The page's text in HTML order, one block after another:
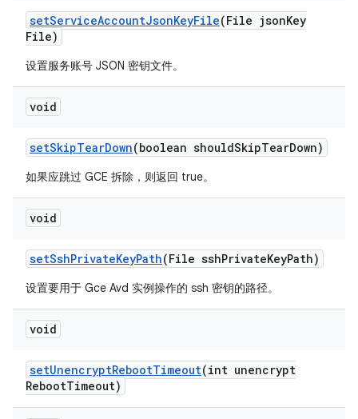
setServiceAccountJsonKeyFile(File jsonKey
File)
设置服务账号 JSON 密钥文件。
void
setSkipTearDown(boolean shouldSkipTearDown)
如果应跳过 GCE 拆除，则返回 true。
void
setSshPrivateKeyPath(File sshPrivateKeyPath)
设置要用于 Gce Avd 实例操作的 ssh 密钥的路径。
void
setUnencryptRebootTimeout(int unencrypt
RebootTimeout)